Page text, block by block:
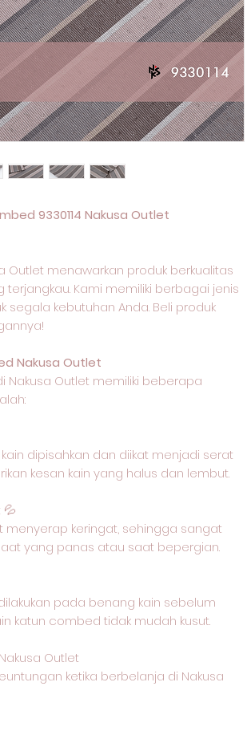
9330114 Nakusa Outlet
Outlet menawarkan produk berkualitas
Kami memiliki berbagai jenis
segala kebutuhan Anda. Beli produk
Nakusa Outlet
Nakusa Outlet memiliki beberapa
dipisahkan dan diikat menjadi serat
kesan kain yang halus dan lembut.
menyerap keringat, sehingga sangat
yang panas atau saat bepergian.
pada benang kain sebelum
katun combed tidak mudah kusut.
Outlet
ketika berbelanja di Nakusa